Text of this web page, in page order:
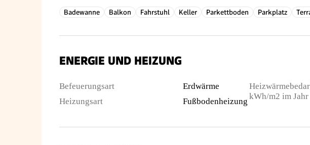
Badewanne Balkon Fahrstuhl Keller Parkettboden Parkplatz
ENERGIE UND HEIZUNG
Befeuerungsart
Erdwärme
Heizungsart
Fußbodenheizung
kWh/m2 im Jahr